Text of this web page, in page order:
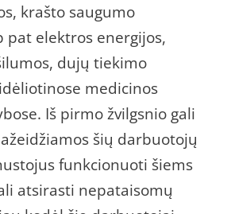
krašto saugumo
pat elektros energijos,
dujų tiekimo
medicinos
Iš pirmo žvilgsnio gali
šių darbuotojų
funkcionuoti šiems
atsirasti nepataisomų